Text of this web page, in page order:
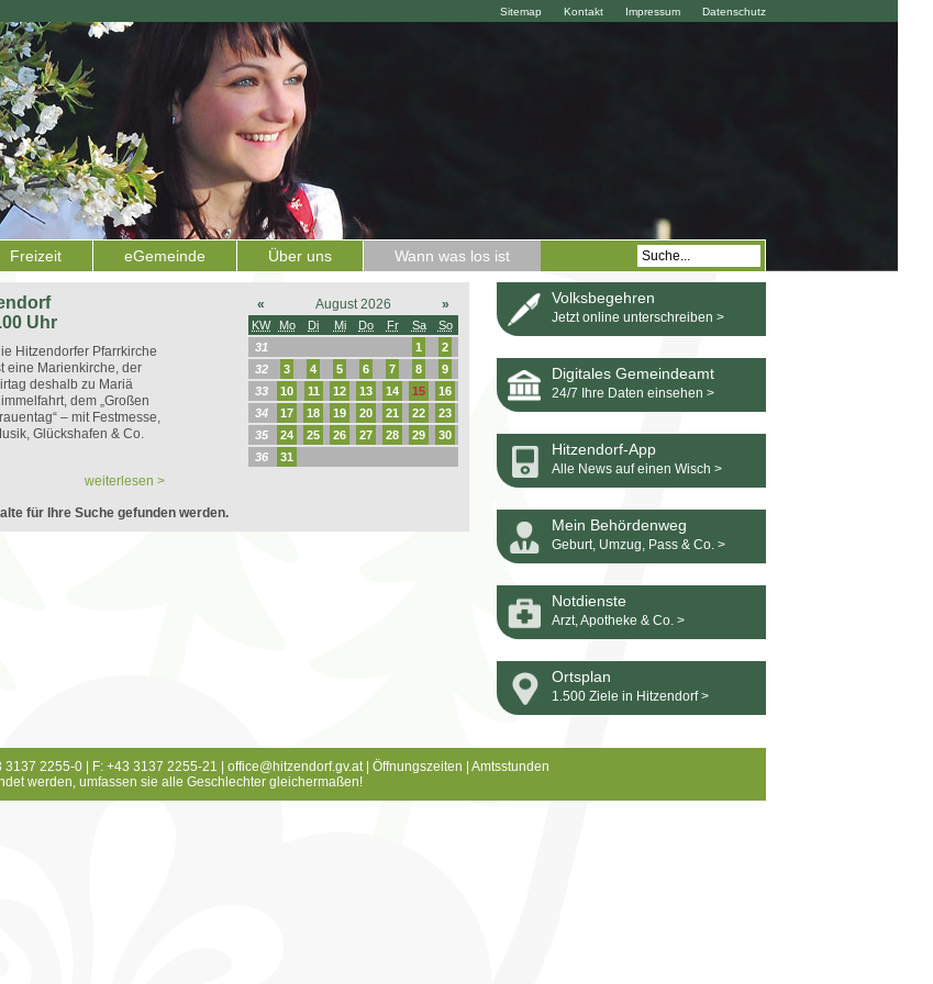
Datenschutz
Impressum
Kontakt
Sitemap
Freizeit eGemeinde Über uns Wann was los ist
Uhr
Hitzendorfer Pfarrkirche
eine Marienkirche, der
deshalb zu Mariä
dem „Großen
– mit Festmesse,
Glückshafen & Co.
weiterlesen >
« August 2026 »
KW Mo Di Mi Do Fr Sa
So
31
1
2
32
3 4 5 6 7 8
9
33
10 11 12 13 14 15
16
34
17 18 19 20 21 22
23
35
24 25 26 27 28 29
30
36
31
für Ihre Suche gefunden werden.
Volksbegehren
Jetzt online unterschreiben >
Digitales Gemeindeamt
24/7 Ihre Daten einsehen >
Hitzendorf-App
Alle News auf einen Wisch >
Mein Behördenweg
Geburt, Umzug, Pass & Co. >
Notdienste
Arzt, Apotheke & Co. >
Ortsplan
1.500 Ziele in Hitzendorf >
2255-0 | F: +43 3137 2255-21 | office@hitzendorf.gv.at| Öffnungszeiten
Amtsstunden
werden, umfassen sie alle Geschlechter gleichermaßen!